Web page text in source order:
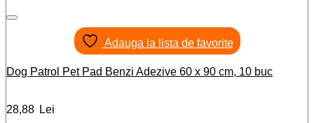
Adauga la lista de favorite
Dog Patrol Pet Pad Benzi Adezive 60 x 90 cm, 10 buc
28,88 Lei